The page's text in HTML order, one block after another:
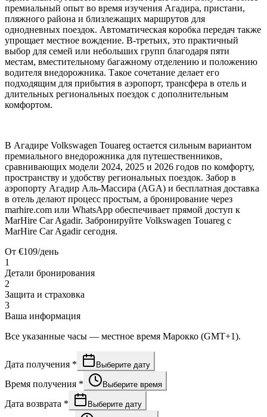
премиальный опыт во время изучения Агадира, пристани,
пляжного района и близлежащих маршрутов для
однодневных поездок. Автоматическая коробка передач также
упрощает местное вождение. В-третьих, это практичный
выбор для семей или небольших групп благодаря пяти
местам, вместительному багажному отделению и положению
водителя внедорожника. Такое сочетание делает его
подходящим для прибытия в аэропорт, трансфера в отель и
длительных региональных поездок с дополнительным
комфортом.
В Агадире Volkswagen Touareg остается сильным вариантом
премиального внедорожника для путешественников,
сравнивающих модели 2024, 2025 и 2026 годов по комфорту,
пространству и удобству региональных поездок. Забор в
аэропорту Агадир Аль-Массира (AGA) и бесплатная доставка
в отель делают процесс простым, а бронирование через
marhire.com или WhatsApp обеспечивает прямой доступ к
MarHire Car Agadir. Забронируйте Volkswagen Touareg с
MarHire Car Agadir сегодня.
От €109/день
1
Детали бронирования
2
Защита и страховка
3
Ваша информация
Все указанные часы — местное время Марокко (GMT+1).
Дата получения * Выберите дату
Время получения * Выберите время
Дата возврата * Выберите дату